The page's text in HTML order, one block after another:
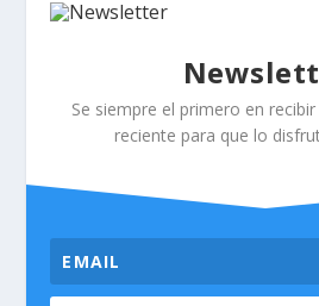
Se siempre el primero en
reciente para que lo